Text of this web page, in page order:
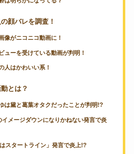
顔バレを調査！
像がニコニコ動画に！
ューを受けている動画が判明！
人はかわいい系！
とは？
は黛と葛葉オタクだったことが判明!?
メージダウンになりかねない発言で炎
スタートライン」発言で炎上!?